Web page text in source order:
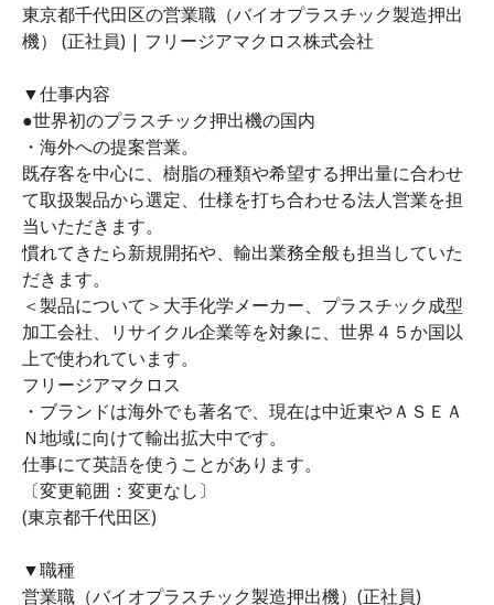
東京都千代田区の営業職（バイオプラスチック製造押出
機） (正社員) | フリージアマクロス株式会社
▼仕事内容
●世界初のプラスチック押出機の国内
・海外への提案営業。
既存客を中心に、樹脂の種類や希望する押出量に合わせ
て取扱製品から選定、仕様を打ち合わせる法人営業を担
当いただきます。
慣れてきたら新規開拓や、輸出業務全般も担当していた
だきます。
＜製品について＞大手化学メーカー、プラスチック成型
加工会社、リサイクル企業等を対象に、世界４５か国以
上で使われています。
フリージアマクロス
・ブランドは海外でも著名で、現在は中近東やＡＳＥＡ
Ｎ地域に向けて輸出拡大中です。
仕事にて英語を使うことがあります。
〔変更範囲：変更なし〕
(東京都千代田区)
▼職種
営業職（バイオプラスチック製造押出機）(正社員)